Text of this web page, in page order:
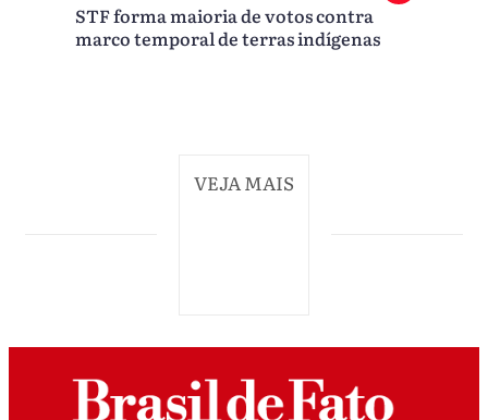
STF forma maioria de votos contra
marco temporal de terras indígenas
VEJA MAIS